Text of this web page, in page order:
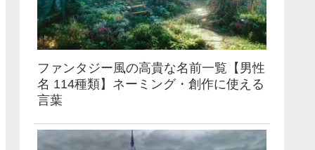
ファンタジー風の高貴な名前一覧【男性
名 114種類】ネーミング・創作に使える
言葉